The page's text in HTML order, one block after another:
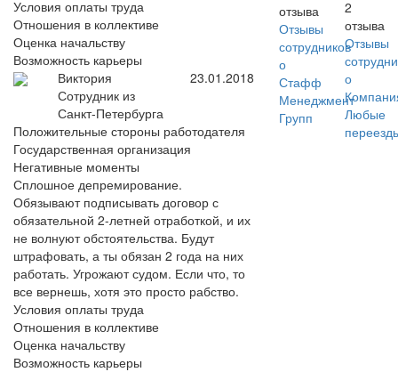
Условия оплаты труда
Отношения в коллективе
Оценка начальству
Возможность карьеры
Виктория
Сотрудник из
Санкт-Петербурга
23.01.2018
Положительные стороны работодателя
Государственная организация
Негативные моменты
Сплошное депремирование.
Обязывают подписывать договор с
обязательной 2-летней отработкой, и их
не волнуют обстоятельства. Будут
штрафовать, а ты обязан 2 года на них
работать. Угрожают судом. Если что, то
все вернешь, хотя это просто рабство.
Условия оплаты труда
Отношения в коллективе
Оценка начальству
Возможность карьеры
отзыва
Отзывы
сотрудников
о
Стафф
Менеджмент
Групп
2
отзыва
Отзывы
о
Любые